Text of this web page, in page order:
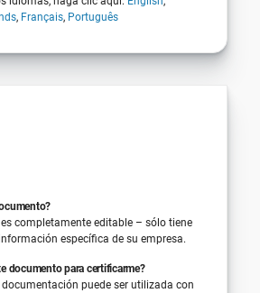
, Français, Português
completamente editable – sólo tiene
específica de su empresa.
documento para certificarme?
puede ser utilizada con